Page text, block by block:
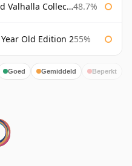
Collection 48.7%
Old Edition 255%
Goed Gemiddeld Beperkt